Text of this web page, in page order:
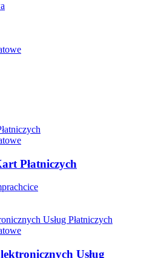
Płatniczych
Usług